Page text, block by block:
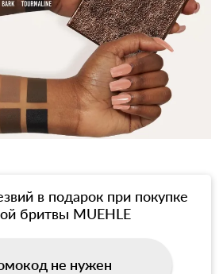
в подарок при покупке
бритвы MUEHLE
не нужен